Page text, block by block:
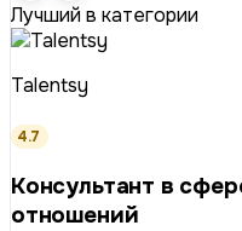
Лучший в категории
Talentsy
4.7
Консультант в
отношений